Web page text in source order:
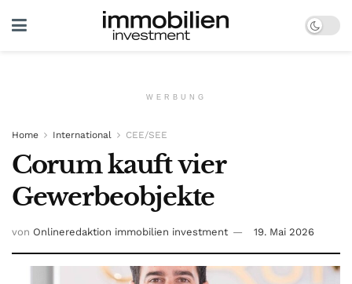
WERBUNG
Home International CEE/SEE
Corum kauft vier
Gewerbeobjekte
von Onlineredaktion immobilien investment 19. Mai 2026